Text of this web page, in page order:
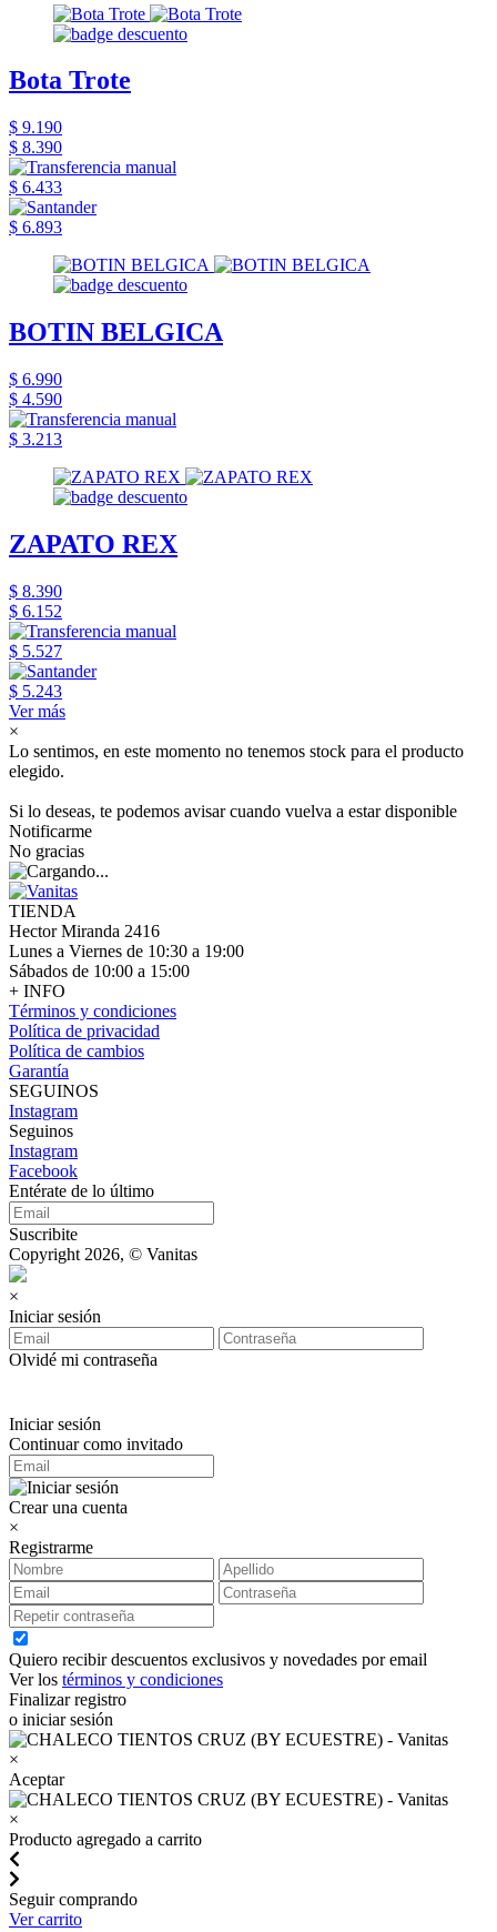
Bota Trote
$ 9.190
$ 8.390
$ 6.433
$ 6.893
BOTIN BELGICA
$ 6.990
$ 4.590
$ 3.213
ZAPATO REX
$ 8.390
$ 6.152
$ 5.527
$ 5.243
Ver más
×
Lo sentimos, en este momento no tenemos stock para el producto
elegido.
Si lo deseas, te podemos avisar cuando vuelva a estar disponible
Notificarme
No gracias
TIENDA
Hector Miranda 2416
Lunes a Viernes de 10:30 a 19:00
Sábados de 10:00 a 15:00
+ INFO
Términos y condiciones
Política de privacidad
Política de cambios
Garantía
SEGUINOS
Instagram
Seguinos
Instagram
Facebook
Entérate de lo último
Suscribite
Copyright 2026, © Vanitas
×
Iniciar sesión
Olvidé mi contraseña
Iniciar sesión
Continuar como invitado
Crear una cuenta
×
Registrarme
Quiero recibir descuentos exclusivos y novedades por email
Ver los términos y condiciones
Finalizar registro
o iniciar sesión
×
Aceptar
×
Producto agregado a carrito
Seguir comprando
Ver carrito